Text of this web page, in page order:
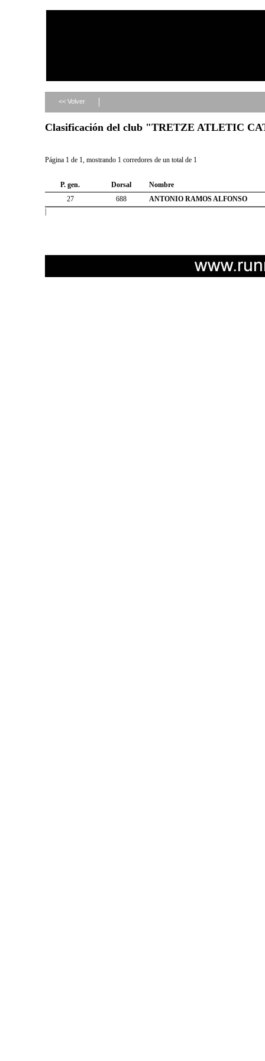
<< Volver
Clasificación del club "TRETZE ATLETIC
Página 1 de 1, mostrando 1 corredores de un total de 1
P. gen. Dorsal
Nombre
27
688
ANTONIO RAMOS ALFONSO
|